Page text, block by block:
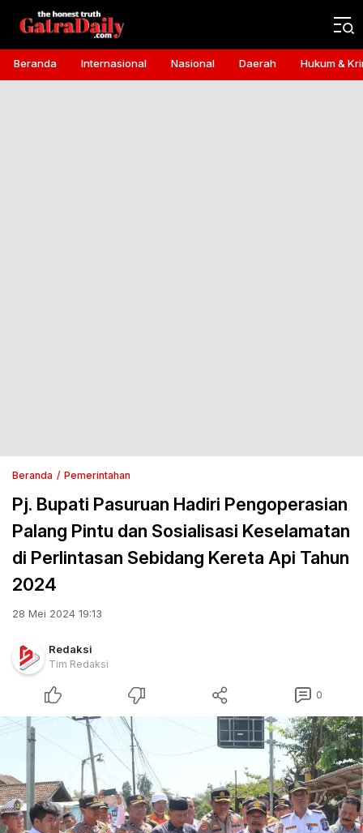
Gatra Daily
the honest truth
Beranda Internasional Nasional Daerah Hukum &
Beranda Pemerintahan
Pj. Bupati Pasuruan Hadiri Pengoperasian
Palang Pintu dan Sosialisasi Keselamatan
di Perlintasan Sebidang Kereta Api Tahun
2024
28 Mei 2024 19:13
Redaksi
Tim Redaksi
0